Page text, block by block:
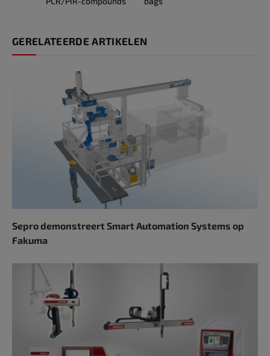
GERELATEERDE ARTIKELEN
Sepro demonstreert Smart Automation Systems op
Fakuma